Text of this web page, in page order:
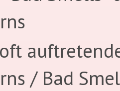
/ Bad